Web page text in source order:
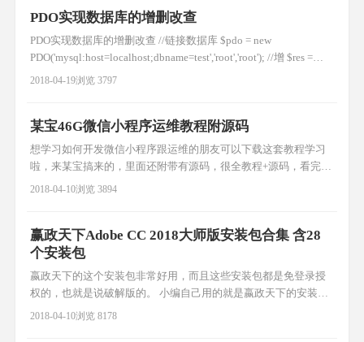
PDO实现数据库的增删改查
PDO实现数据库的增删改查 //链接数据库 $pdo = new
PDO('mysql:host=localhost;dbname=test','root','root'); //增 $res =
$pdo->exec("insert into user(name) values('测试1')"); if($res){ echo
2018-04-19浏览 3797
某宝46G微信小程序运维教程附源码
想学习如何开发微信小程序跟运维的朋友可以下载这套教程学习
啦，来某宝搞来的，里面还附带有源码，很全教程+源码，看完这
全部教程，你肯定会开发微信小程序了！ 网盘链接:
2018-04-10浏览 3894
赢政天下Adobe CC 2018大师版安装包合集 含28
个安装包
嬴政天下的这个安装包非常好用，而且这些安装包都是免登录授
权的，也就是说破解版的。 小编自己用的就是嬴政天下的安装
包，附件包含很多个安装包，朋友们可以挑选自己需要的下载。
2018-04-10浏览 8178